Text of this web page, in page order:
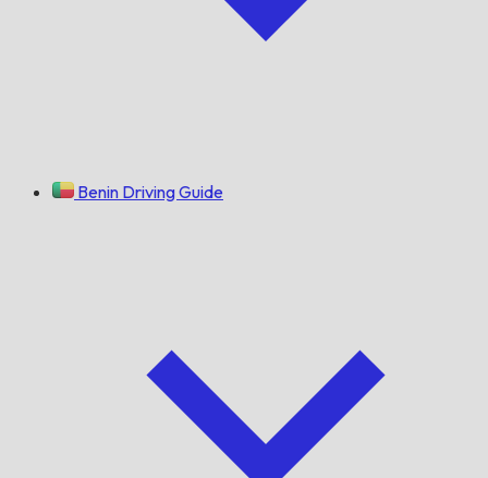
Benin Driving Guide